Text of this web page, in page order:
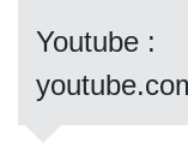
聲
明
©
2018
Youtube :